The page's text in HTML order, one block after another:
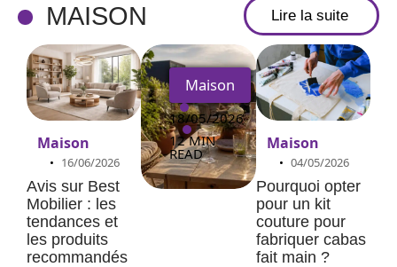
MAISON Lire la suite
Maison
16/06/2026
Avis sur Best
Mobilier : les
tendances et
les produits
recommandés
Maison
18/05/2026
12 MIN
READ
Maison
04/05/2026
Pourquoi opter
pour un kit
couture pour
fabriquer cabas
fait main ?